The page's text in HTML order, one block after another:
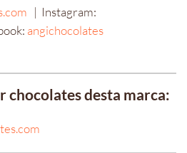
| Instagram:
angichocolates
chocolates desta marca: